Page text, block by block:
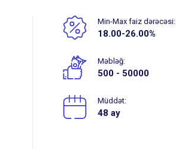
Min-Max faiz dərəcəsi:
18.00-26.00%
Məbləğ:
500 - 50000
Müddət:
48 ay